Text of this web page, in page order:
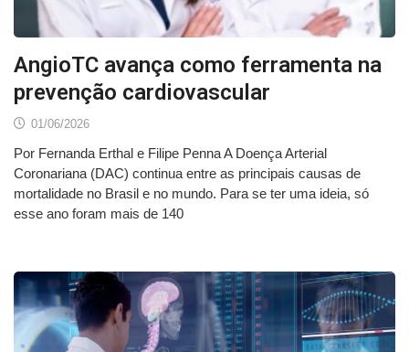
AngioTC avança como ferramenta na
prevenção cardiovascular
01/06/2026
Por Fernanda Erthal e Filipe Penna A Doença Arterial
Coronariana (DAC) continua entre as principais causas de
mortalidade no Brasil e no mundo. Para se ter uma ideia, só
esse ano foram mais de 140